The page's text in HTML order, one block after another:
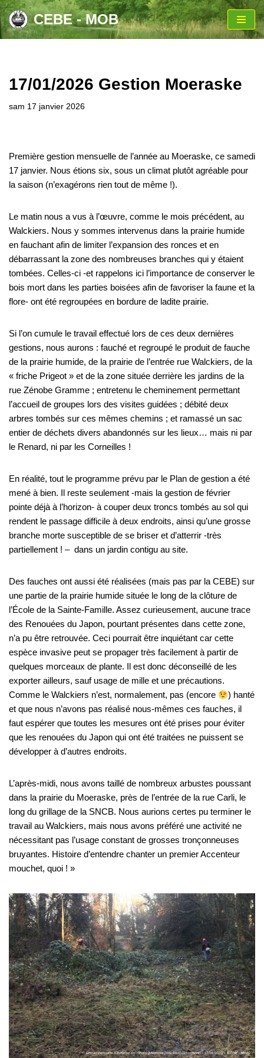
Aller
CEBE - MOB
17/01/2026 Gestion Moeraske
sam 17 janvier 2026
Première gestion mensuelle de l’année au Moeraske, ce samedi
17 janvier. Nous étions six, sous un climat plutôt agréable pour
la saison (n’exagérons rien tout de même !).
Le matin nous a vus à l’œuvre, comme le mois précédent, au
Walckiers. Nous y sommes intervenus dans la prairie humide
en fauchant afin de limiter l’expansion des ronces et en
débarrassant la zone des nombreuses branches qui y étaient
tombées. Celles-ci -et rappelons ici l’importance de conserver le
bois mort dans les parties boisées afin de favoriser la faune et la
flore- ont été regroupées en bordure de ladite prairie.
Si l’on cumule le travail effectué lors de ces deux dernières
gestions, nous aurons : fauché et regroupé le produit de fauche
de la prairie humide, de la prairie de l’entrée rue Walckiers, de la
« friche Prigeot » et de la zone située derrière les jardins de la
rue Zénobe Gramme ; entretenu le cheminement permettant
l’accueil de groupes lors des visites guidées ; débité deux
arbres tombés sur ces mêmes chemins ; et ramassé un sac
entier de déchets divers abandonnés sur les lieux… mais ni par
le Renard, ni par les Corneilles !
En réalité, tout le programme prévu par le Plan de gestion a été
mené à bien. Il reste seulement -mais la gestion de février
pointe déjà à l’horizon- à couper deux troncs tombés au sol qui
rendent le passage difficile à deux endroits, ainsi qu’une grosse
branche morte susceptible de se briser et d’atterrir -très
partiellement ! – dans un jardin contigu au site.
Des fauches ont aussi été réalisées (mais pas par la CEBE) sur
une partie de la prairie humide située le long de la clôture de
l’École de la Sainte-Famille. Assez curieusement, aucune trace
des Renouées du Japon, pourtant présentes dans cette zone,
n’a pu être retrouvée. Ceci pourrait être inquiétant car cette
espèce invasive peut se propager très facilement à partir de
quelques morceaux de plante. Il est donc déconseillé de les
exporter ailleurs, sauf usage de mille et une précautions.
Comme le Walckiers n’est, normalement, pas (encore
) hanté
et que nous n’avons pas réalisé nous-mêmes ces fauches, il
faut espérer que toutes les mesures ont été prises pour éviter
que les renouées du Japon qui ont été traitées ne puissent se
développer à d’autres endroits.
L’après-midi, nous avons taillé de nombreux arbustes poussant
dans la prairie du Moeraske, près de l’entrée de la rue Carli, le
long du grillage de la SNCB. Nous aurions certes pu terminer le
travail au Walckiers, mais nous avons préféré une activité ne
nécessitant pas l’usage constant de grosses tronçonneuses
bruyantes. Histoire d’entendre chanter un premier Accenteur
mouchet, quoi ! »